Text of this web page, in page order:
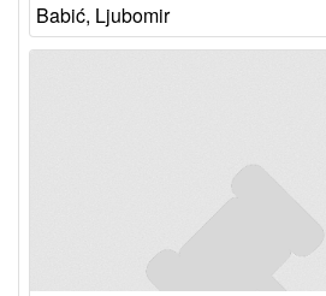
Babić, Ljubomir